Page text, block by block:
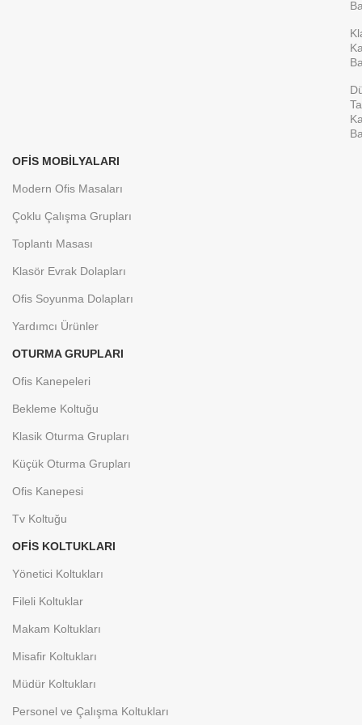
kısmından ürün seçimi yaparak fiyat
OFIS MOBILYALARI
Modern Ofis Masaları
Çoklu Çalışma Grupları
Toplantı Masası
Klasör Evrak Dolapları
Ofis Soyunma Dolapları
Yardımcı Ürünler
OTURMA GRUPLARI
Ofis Kanepeleri
Bekleme Koltuğu
Klasik Oturma Grupları
Küçük Oturma Grupları
Ofis Kanepesi
Tv Koltuğu
OFIS KOLTUKLARI
Yönetici Koltukları
Fileli Koltuklar
Makam Koltukları
Misafir Koltukları
Müdür Koltukları
Personel ve Çalışma Koltukları